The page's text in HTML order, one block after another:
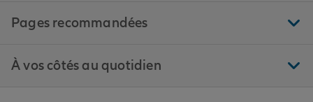
Pages recommandées
À vos côtés au quotidien